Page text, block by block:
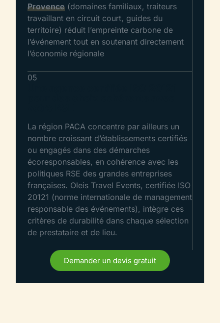
Provence (domaines familiaux, traiteurs
travaillant en circuit court, guides du
territoire) réduit l’empreinte carbone de
l’événement tout en soutenant directement
l’économie régionale
05
La région PACA concentre par ailleurs un
nombre croissant d’établissements certifiés
ou engagés dans des démarches
écoresponsables, en cohérence avec les
politiques RSE des grandes entreprises
françaises. Oleis Travel Events, certifiée ISO
20121 (norme internationale de management
responsable des événements), intègre ces
critères de durabilité dans chaque sélection
de prestataire et de lieu.
Demander un devis gratuit